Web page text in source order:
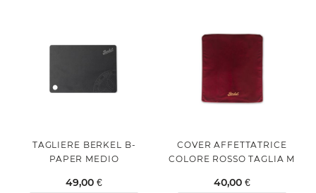
TAGLIERE BERKEL B-
PAPER MEDIO
49,00 €
COVER AFFETTATRICE
COLORE ROSSO TAGLIA M
40,00 €